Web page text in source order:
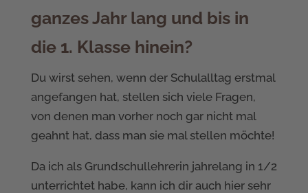
ganzes Jahr lang und bis in
die 1. Klasse hinein?
Du wirst sehen, wenn der Schulalltag erstmal
angefangen hat, stellen sich viele Fragen,
von denen man vorher noch gar nicht mal
geahnt hat, dass man sie mal stellen möchte!
Da ich als Grundschullehrerin jahrelang in 1/2
unterrichtet habe, kann ich dir auch hier sehr